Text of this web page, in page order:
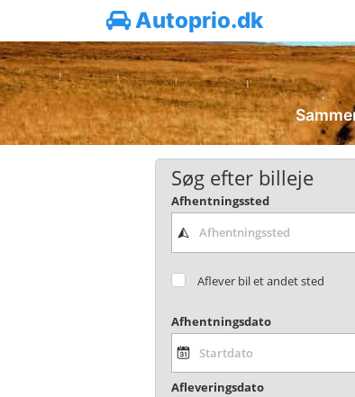
Autoprio.dk
Søg efter billeje
Afhentningssted
Aflever bil et andet sted
Afhentningsdato
Afleveringsdato